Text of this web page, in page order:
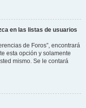
en las listas de usuarios
de Foros”, encontrará
esta opción y solamente
mismo. Se le contará